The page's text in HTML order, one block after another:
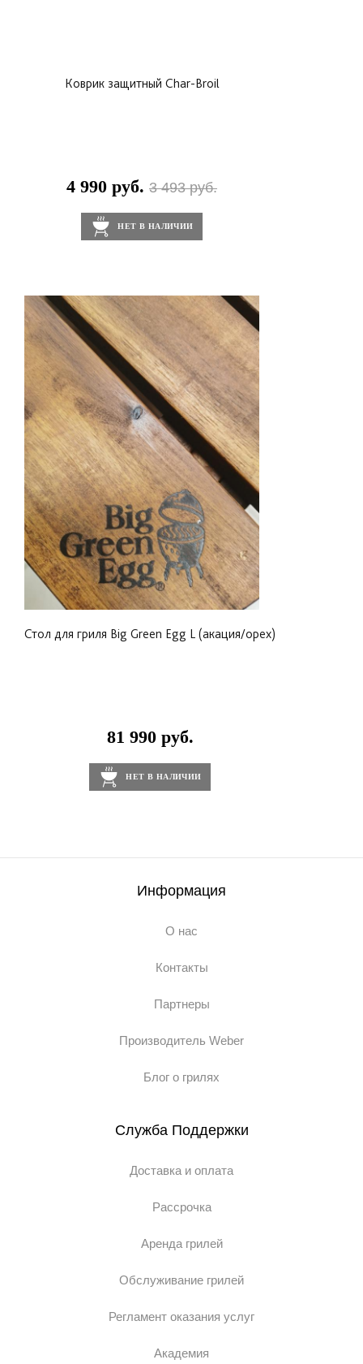
Коврик защитный Char-Broil
4 990 руб. 3 493 руб.
НЕТ В НАЛИЧИИ
Стол для гриля Big Green Egg L (акация/орех)
81 990 руб.
НЕТ В НАЛИЧИИ
Информация
О нас
Контакты
Партнеры
Производитель Weber
Блог о грилях
Служба Поддержки
Доставка и оплата
Рассрочка
Аренда грилей
Обслуживание грилей
Регламент оказания услуг
Академия